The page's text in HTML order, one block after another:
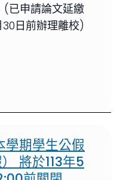
(已申請論文延繳
30日前辦理離校)
學期學生公假
將於113年5